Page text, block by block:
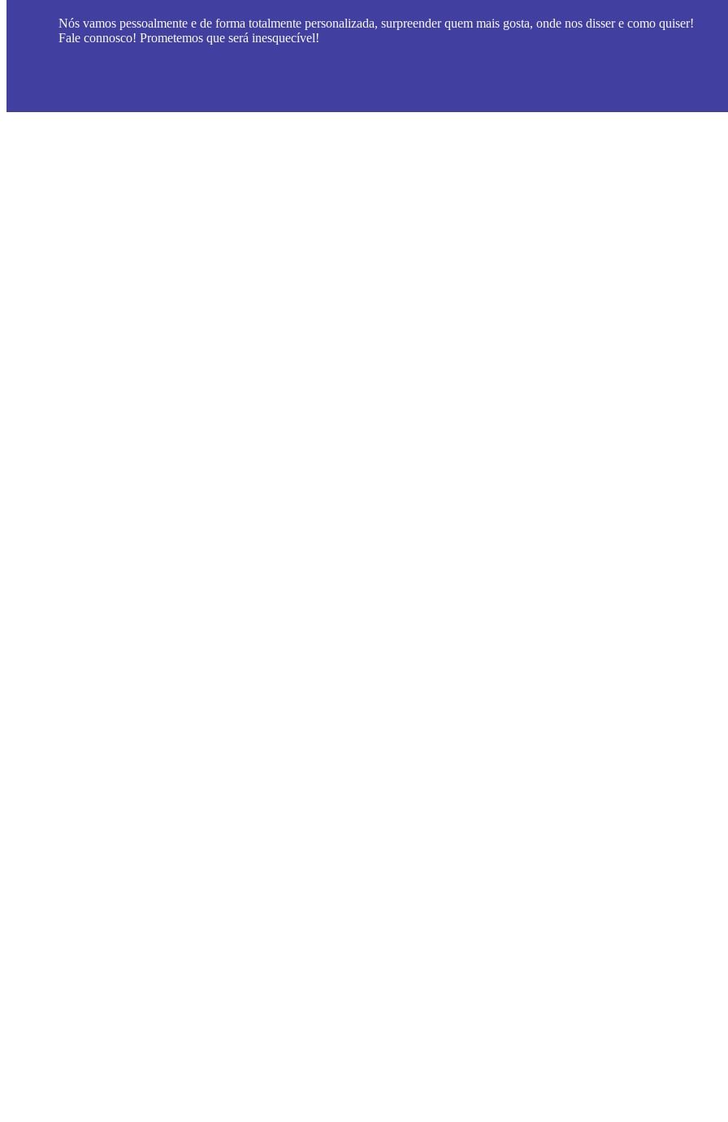
Nós vamos pessoalmente e de forma totalmente personalizada, surpreender quem mais gosta, onde nos disser e como quiser!
Fale connosco! Prometemos que será inesquecível!